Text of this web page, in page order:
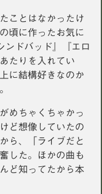
ことはなかったけ
頃に作ったお気に
ンドバッド』『エロ
たりを入れてい
に結構好きなのか
がめちゃくちゃかっ
ど想像していたの
ら、「ライブだと
した。ほかの曲も
ど知ってたから本